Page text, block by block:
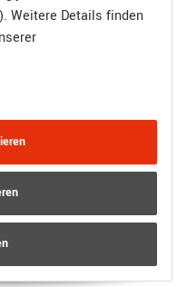
Weitere Details finden
4013407